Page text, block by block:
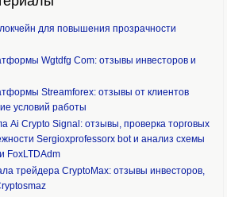
для повышения прозрачности
Wgtdfg Com: отзывы инвесторов и
Streamforex: отзывы от клиентов
условий работы
Ai Crypto Signal: отзывы, проверка торговых
Sergioxprofessorx bot и анализ схемы
FoxLTDAdm
трейдера CryptoMax: отзывы инвесторов,